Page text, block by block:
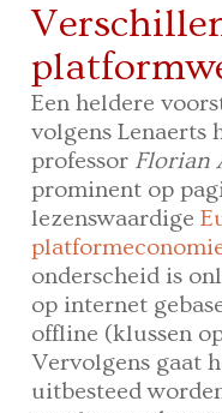
Een heldere
volgens Lenaerts
professor Florian
prominent op
lezenswaardige
onderscheid is
op internet
offline (klussen
Vervolgens gaat
uitbesteed